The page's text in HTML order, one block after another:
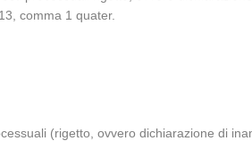
comma 1 quater.
(rigetto, ovvero dichiarazione di